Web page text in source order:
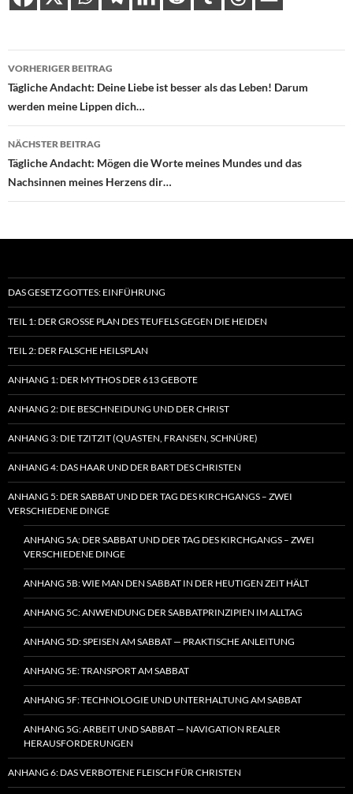
Beitragsnavigation
VORHERIGER BEITRAG
Tägliche Andacht: Deine Liebe ist besser als das Leben! Darum
werden meine Lippen dich…
NÄCHSTER BEITRAG
Tägliche Andacht: Mögen die Worte meines Mundes und das
Nachsinnen meines Herzens dir…
DAS GESETZ GOTTES: EINFÜHRUNG
TEIL 1: DER GROSSE PLAN DES TEUFELS GEGEN DIE HEIDEN
TEIL 2: DER FALSCHE HEILSPLAN
ANHANG 1: DER MYTHOS DER 613 GEBOTE
ANHANG 2: DIE BESCHNEIDUNG UND DER CHRIST
ANHANG 3: DIE TZITZIT (QUASTEN, FRANSEN, SCHNÜRE)
ANHANG 4: DAS HAAR UND DER BART DES CHRISTEN
ANHANG 5: DER SABBAT UND DER TAG DES KIRCHGANGS – ZWEI
VERSCHIEDENE DINGE
ANHANG 5A: DER SABBAT UND DER TAG DES KIRCHGANGS – ZWEI
VERSCHIEDENE DINGE
ANHANG 5B: WIE MAN DEN SABBAT IN DER HEUTIGEN ZEIT HÄLT
ANHANG 5C: ANWENDUNG DER SABBATPRINZIPIEN IM ALLTAG
ANHANG 5D: SPEISEN AM SABBAT — PRAKTISCHE ANLEITUNG
ANHANG 5E: TRANSPORT AM SABBAT
ANHANG 5F: TECHNOLOGIE UND UNTERHALTUNG AM SABBAT
ANHANG 5G: ARBEIT UND SABBAT — NAVIGATION REALER
HERAUSFORDERUNGEN
ANHANG 6: DAS VERBOTENE FLEISCH FÜR CHRISTEN